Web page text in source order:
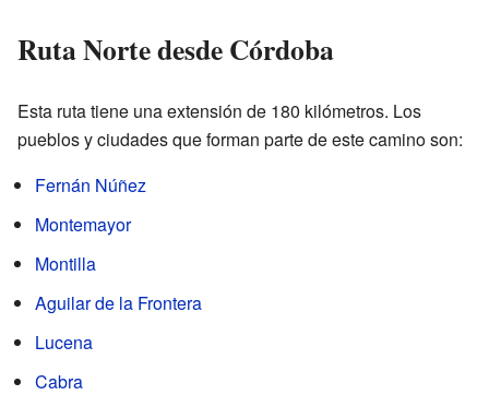
Ruta Norte desde Córdoba
Esta ruta tiene una extensión de 180 kilómetros. Los
pueblos y ciudades que forman parte de este camino son:
Fernán Núñez
Montemayor
Montilla
Aguilar de la Frontera
Lucena
Cabra